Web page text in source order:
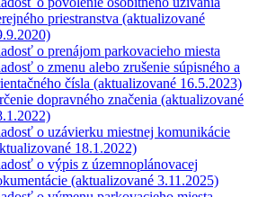
priestranstva (aktualizované
o prenájom parkovacieho miesta
o zmenu alebo zrušenie súpisného a
čísla (aktualizované 16.5.2023)
dopravného značenia (aktualizované
o uzávierku miestnej komunikácie
18.1.2022)
o výpis z územnoplánovacej
(aktualizované 3.11.2025)